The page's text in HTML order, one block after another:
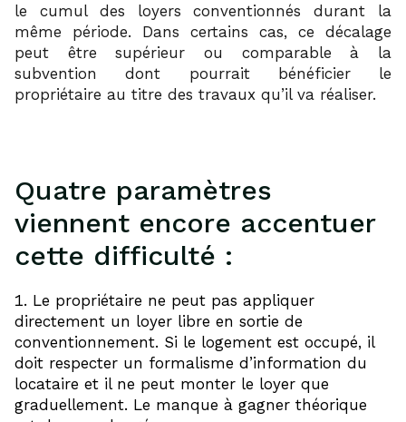
le cumul des loyers conventionnés durant la
même période. Dans certains cas, ce décalage
peut être supérieur ou comparable à la
subvention dont pourrait bénéficier le
propriétaire au titre des travaux qu’il va réaliser.
Quatre paramètres
viennent encore accentuer
cette difficulté :
Le propriétaire ne peut pas appliquer
directement un loyer libre en sortie de
conventionnement. Si le logement est occupé, il
doit respecter un formalisme d’information du
locataire et il ne peut monter le loyer que
graduellement. Le manque à gagner théorique